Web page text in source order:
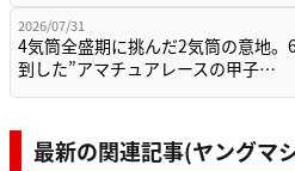
2026/07/31
4気筒全盛期に挑んだ2気筒の意地。
到した”アマチュアレースの甲子…
最新の関連記事(ヤングマ